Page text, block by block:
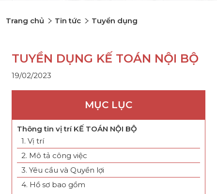
Trang chủ Tin tức Tuyển dụng
TUYỀN DỤNG KẾ TOÁN NỘI BỘ
19/02/2023
MỤC LỤC
Thông tin vị trí KẾ TOÁN NỘI BỘ
1. Vị trí
2. Mô tả công việc
3. Yêu cầu và Quyền lợi
4. Hồ sơ bao gồm